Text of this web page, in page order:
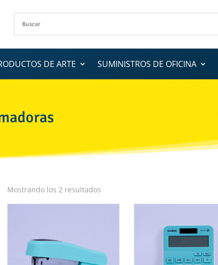
DE ARTE SUMINISTROS DE OFICINA
Mostrando los 2 resultados